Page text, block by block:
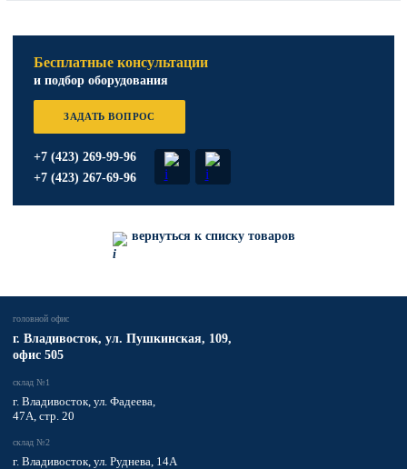
Бесплатные консультации
и подбор оборудования
ЗАДАТЬ ВОПРОС
+7 (423) 269-99-96
+7 (423) 267-69-96
вернуться к списку товаров
головной офис
​г. Владивосток, ул. Пушкинская, 109,
офис 505
склад №1
г. Владивосток, ул. Фадеева,
47А, стр. 20
склад №2
г. Владивосток, ул. Руднева, 14А